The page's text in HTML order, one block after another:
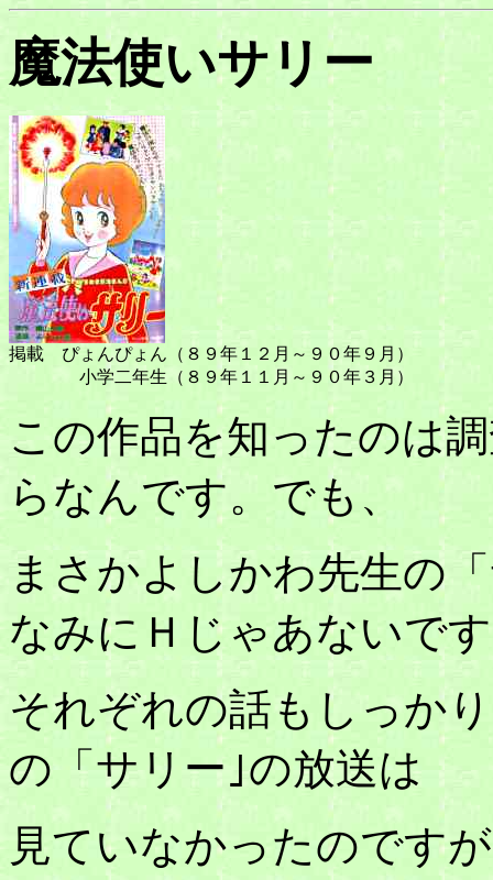
魔法使いサリー
掲載 ぴょんぴょん（８９年１２月～９０年９月）
小学二年生（８９年１１月～９０年３月）
この作品を知ったのは
らなんです。でも、
まさかよしかわ先生の
なみにＨじゃあないで
それぞれの話もしっか
の「サリー｣の放送は
見ていなかったのです